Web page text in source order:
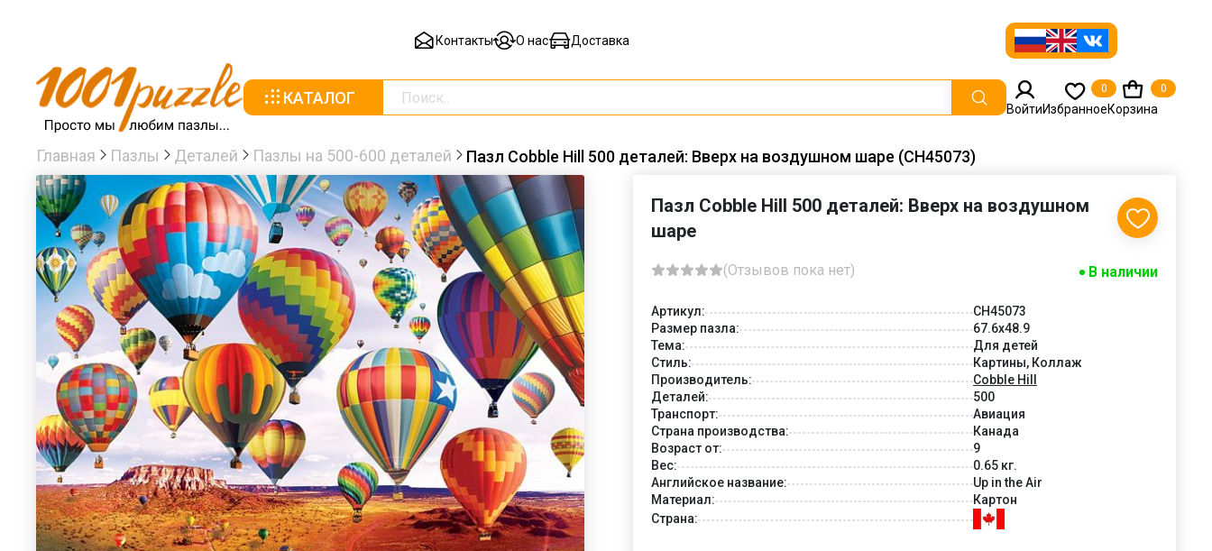
Контакты О нас Доставка
КАТАЛОГ
ВойтиИзбранное
0
Корзина
0
Главная Пазлы Деталей Пазлы на 500-600 деталей Пазл Cobble Hill 500 деталей: Вверх на воздушном шаре (CH45073)
Пазл Cobble Hill 500 деталей: Вверх на воздушном
шаре
(Отзывов пока нет) В наличии
Артикул:
CH45073
Размер пазла:
67.6x48.9
Тема:
Для детей
Стиль:
Картины, Коллаж
Производитель:
Cobble Hill
Деталей:
500
Транспорт:
Авиация
Страна производства:
Канада
Возраст от:
9
Вес:
0.65 кг.
Английское название:
Up in the Air
Материал:
Картон
Страна: